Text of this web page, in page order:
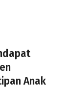
Anak